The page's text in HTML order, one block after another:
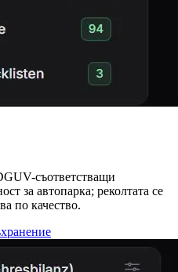
съответстващи
за автопарка; реколтата се
по качество.